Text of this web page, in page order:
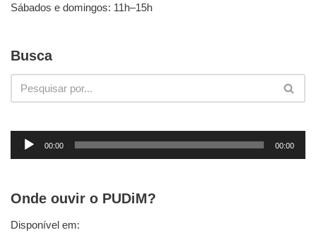
Sábados e domingos: 11h–15h
Busca
d
o
00:00 00:00
Onde ouvir o PUDiM?
Disponível em: